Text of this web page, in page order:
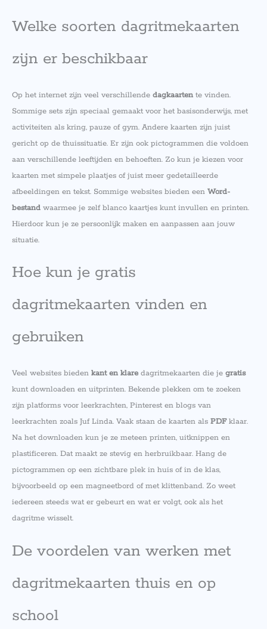
Welke soorten dagritmekaarten
zijn er beschikbaar
Op het internet zijn veel verschillende dagkaarten te vinden.
Sommige sets zijn speciaal gemaakt voor het basisonderwijs, met
activiteiten als kring, pauze of gym. Andere kaarten zijn juist
gericht op de thuissituatie. Er zijn ook pictogrammen die voldoen
aan verschillende leeftijden en behoeften. Zo kun je kiezen voor
kaarten met simpele plaatjes of juist meer gedetailleerde
afbeeldingen en tekst. Sommige websites bieden een Word-
bestand waarmee je zelf blanco kaartjes kunt invullen en printen.
Hierdoor kun je ze persoonlijk maken en aanpassen aan jouw
situatie.
Hoe kun je gratis
dagritmekaarten vinden en
gebruiken
Veel websites bieden kant en klare dagritmekaarten die je gratis
kunt downloaden en uitprinten. Bekende plekken om te zoeken
zijn platforms voor leerkrachten, Pinterest en blogs van
leerkrachten zoals Juf Linda. Vaak staan de kaarten als PDFklaar.
Na het downloaden kun je ze meteen printen, uitknippen en
plastificeren. Dat maakt ze stevig en herbruikbaar. Hang de
pictogrammen op een zichtbare plek in huis of in de klas,
bijvoorbeeld op een magneetbord of met klittenband. Zo weet
iedereen steeds wat er gebeurt en wat er volgt, ook als het
dagritme wisselt.
De voordelen van werken met
dagritmekaarten thuis en op
school